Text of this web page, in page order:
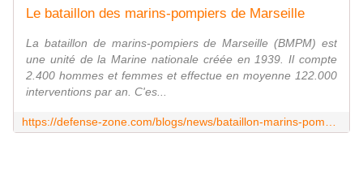
Le bataillon des marins-pompiers de Marseille
La bataillon de marins-pompiers de Marseille (BMPM) est
une unité de la Marine nationale créée en 1939. Il compte
2.400 hommes et femmes et effectue en moyenne 122.000
interventions par an. C'es...